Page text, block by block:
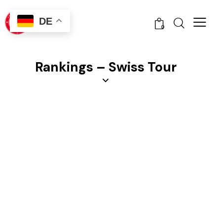
0
Rankings – Swiss Tour
DE